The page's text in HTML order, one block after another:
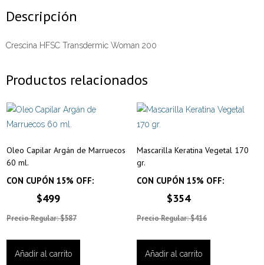
Descripción
Crescina HFSC Transdermic Woman 200
Productos relacionados
Oleo Capilar Argán de Marruecos
60 ml.
CON CUPÓN 15% OFF:
$499
Precio Regular: $587
Añadir al carrito
Mascarilla Keratina Vegetal 170
gr.
CON CUPÓN 15% OFF:
$354
Precio Regular: $416
Añadir al carrito